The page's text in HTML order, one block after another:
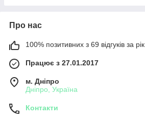
Про нас
100% позитивних з 69 відгуків за рік
Працює з 27.01.2017
м. Дніпро
Дніпро, Україна
Контакти